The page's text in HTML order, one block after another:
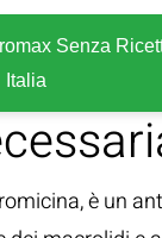
Senza
Italia
è un